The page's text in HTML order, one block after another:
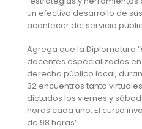
un efectivo desarrollo de
acontecer del servicio
Agrega que la Diplomatura
docentes especializados
derecho público local,
32 encuentros tanto
dictados los viernes y
horas cada uno. El curso
de 98 horas”.